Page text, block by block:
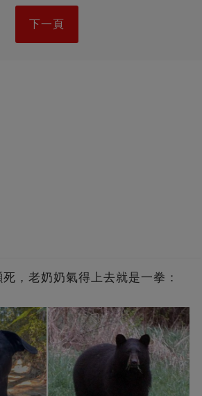
下一頁
，老奶奶氣得上去就是一拳：